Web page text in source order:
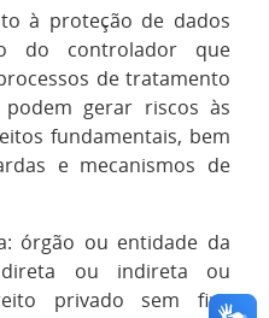
à proteção de dados
do controlador que
de tratamento
gerar riscos às
fundamentais, bem
e mecanismos de
órgão ou entidade da
direta ou indireta ou
privado sem fins